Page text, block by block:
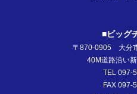
■ビッグ
〒870-0905 大分
40M道路沿い
TEL 097-
FAX 097-